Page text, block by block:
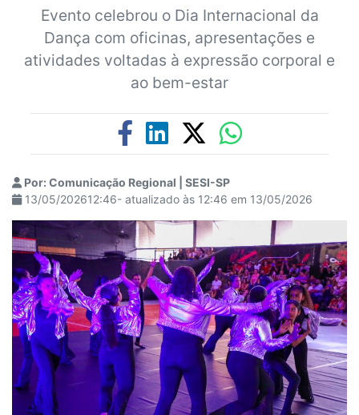
Evento celebrou o Dia Internacional da
Dança com oficinas, apresentações e
atividades voltadas à expressão corporal e
ao bem-estar
Por: Comunicação Regional | SESI-SP
13/05/202612:46- atualizado às 12:46 em 13/05/2026